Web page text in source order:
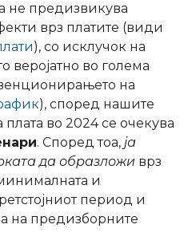
не предизвикува
врз платите (види
), со исклучок на
веројатно во голема
на
), според нашите
во 2024 се очекува
. Според тоа, ја
да образложи врз
и
период и
на предизборните